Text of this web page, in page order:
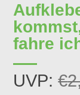
fahre
UVP: €